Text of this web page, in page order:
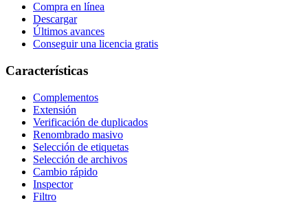
Compra en línea
Descargar
Últimos avances
Conseguir una licencia gratis
Características
Complementos
Extensión
Verificación de duplicados
Renombrado masivo
Selección de etiquetas
Selección de archivos
Cambio rápido
Inspector
Filtro